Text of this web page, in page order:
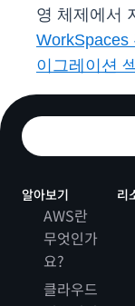
영 체제에서
WorkSpaces
이그레이션
알아보기
AWS란
무엇인가
요?
클라우드
리